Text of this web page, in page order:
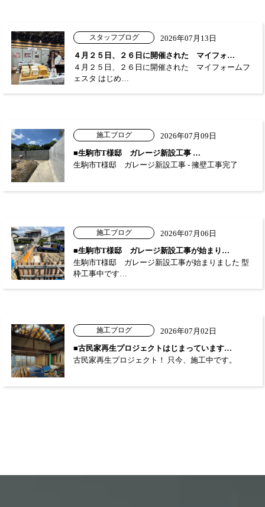
スタッフブログ
2026年07月13日
４月２５日、２６日に開催された マイフォ…
４月２５日、２６日に開催された マイフォームフ
ェスタ はじめ…
施工ブログ
2026年07月09日
■生駒市T様邸 ガレージ新設工事 …
生駒市T様邸 ガレージ新設工事 - 擁壁工事完了
施工ブログ
2026年07月06日
■生駒市T様邸 ガレージ新設工事が始まり…
生駒市T様邸 ガレージ新設工事が始まりました 型
枠工事中です…
施工ブログ
2026年07月02日
■古民家再生プロジェクトはじまっています…
古民家再生プロジェクト！ 只今、施工中です。